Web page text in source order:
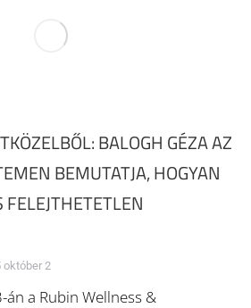
BALOGH GÉZA AZ
BEMUTATJA, HOGYAN
október 2
a Rubin Wellness &